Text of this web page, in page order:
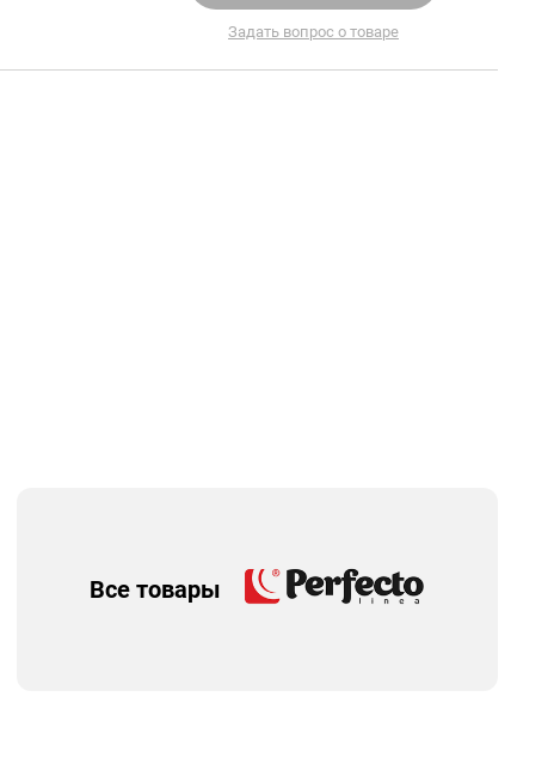
Задать вопрос о товаре
Все товары